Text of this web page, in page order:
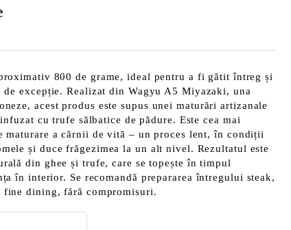
800 de grame, ideal pentru a fi gătit întreg și
de excepție. Realizat din Wagyu A5 Miyazaki, una
acest produs este supus unei maturări artizanale
cu trufe sălbatice de pădure. Este cea mai
maturare a cărnii de vită – un proces lent, în condiții
și duce frăgezimea la un alt nivel. Rezultatul este
din ghee și trufe, care se topește în timpul
în interior. Se recomandă prepararea întregului steak,
fine dining, fără compromisuri.